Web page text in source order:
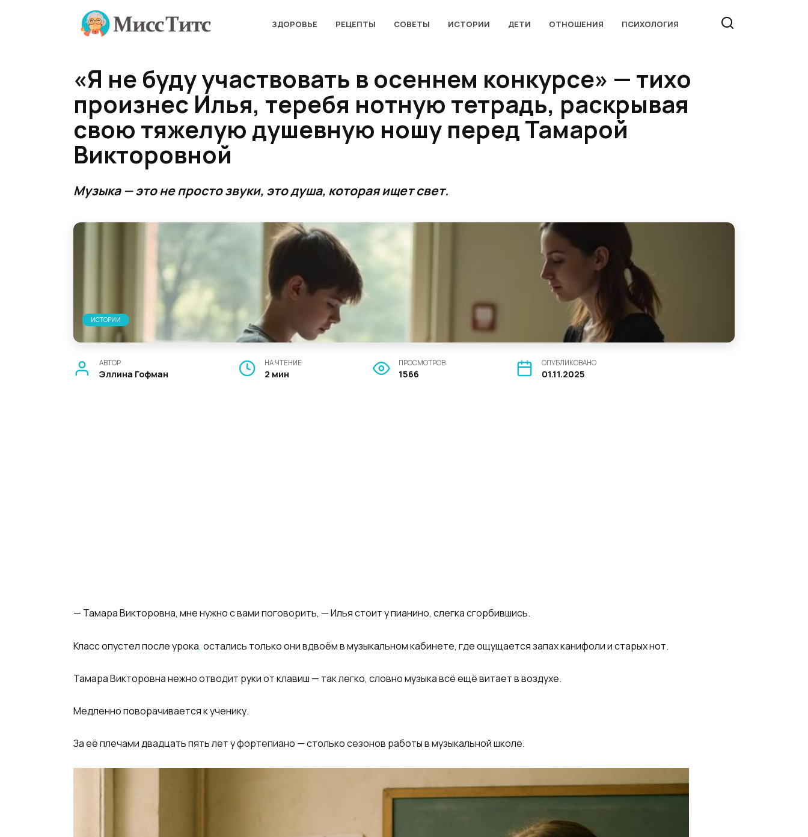
ЗДОРОВЬЕ РЕЦЕПТЫ СОВЕТЫ ИСТОРИИ ДЕТИ ОТНОШЕНИЯ ПСИХОЛОГИЯ
«Я не буду участвовать в осеннем конкурсе» — тихо
произнес Илья, теребя нотную тетрадь, раскрывая
свою тяжелую душевную ношу перед Тамарой
Викторовной
Музыка — это не просто звуки, это душа, которая ищет свет.
ИСТОРИИ
АВТОР
Эллина Гофман
НА ЧТЕНИЕ
2 мин
ПРОСМОТРОВ
1566
ОПУБЛИКОВАНО
01.11.2025
— Тамара Викторовна, мне нужно с вами поговорить, — Илья стоит у пианино, слегка сгорбившись.
Класс опустел после урока, остались только они вдвоём в музыкальном кабинете, где ощущается запах канифоли и старых нот.
Тамара Викторовна нежно отводит руки от клавиш — так легко, словно музыка всё ещё витает в воздухе.
Медленно поворачивается к ученику.
За её плечами двадцать пять лет у фортепиано — столько сезонов работы в музыкальной школе.